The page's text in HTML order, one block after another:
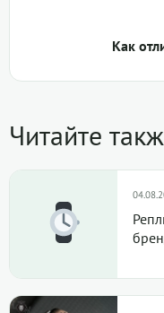
Как
Читайте